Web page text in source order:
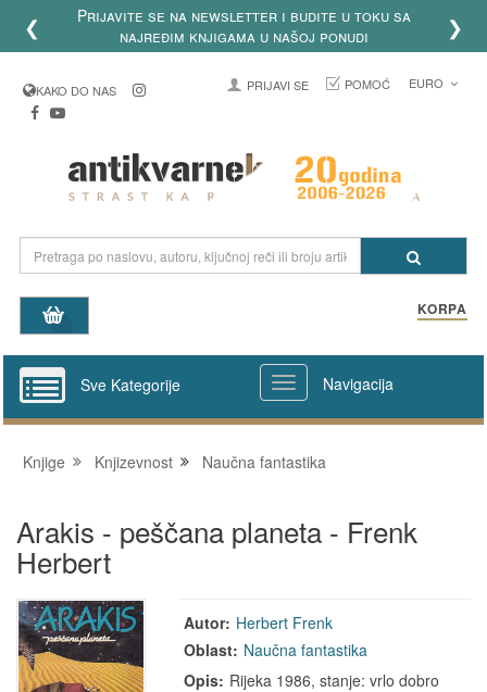
❮
Prijavite se na newsletter i budite u toku sa
najređim knjigama u našoj ponudi
❯
KAKO DO NAS PRIJAVI SE POMOĆ EURO
KORPA
Sve Kategorije Navigacija
Knjige Knjizevnost Naučna fantastika
Arakis - peščana planeta - Frenk
Herbert
Autor: Herbert Frenk
Oblast: Naučna fantastika
Opis: Rijeka 1986, stanje: vrlo dobro